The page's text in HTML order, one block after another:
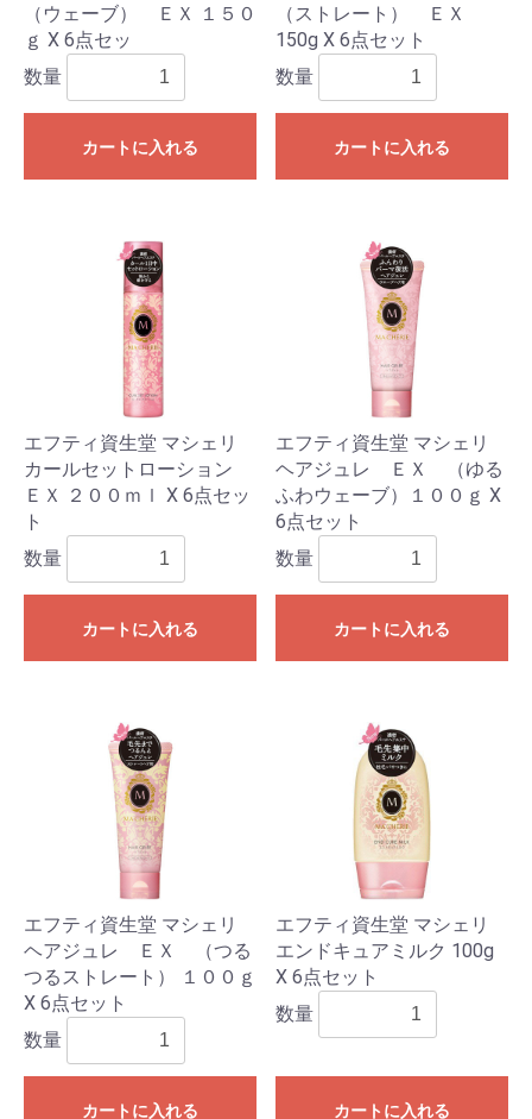
（ウェーブ） ＥＸ １５０
ｇ X 6点セッ
数量
カートに入れる
（ストレート） ＥＸ
150g X 6点セット
数量
カートに入れる
エフティ資生堂 マシェリ
カールセットローション
ＥＸ ２００ｍｌ X 6点セッ
ト
数量
カートに入れる
エフティ資生堂 マシェリ
ヘアジュレ ＥＸ （ゆる
ふわウェーブ）１００ｇ X
6点セット
数量
カートに入れる
エフティ資生堂 マシェリ
ヘアジュレ ＥＸ （つる
つるストレート） １００ｇ
X 6点セット
数量
カートに入れる
エフティ資生堂 マシェリ
エンドキュアミルク 100g
X 6点セット
数量
カートに入れる